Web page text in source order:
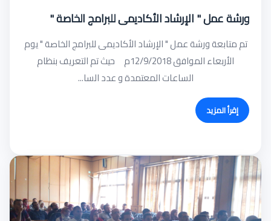
ورشة عمل " الإرشاد الأكاديمى للبرامج الخاصة "
تم متابعة ورشة عمل " الإرشاد الأكاديمى للبرامج الخاصة " يوم
الأربعاء الموافق 12/9/2018م حيث تم التعريف بنظام
الساعات المعتمدة و عدد السا...
إقرأ المزيد